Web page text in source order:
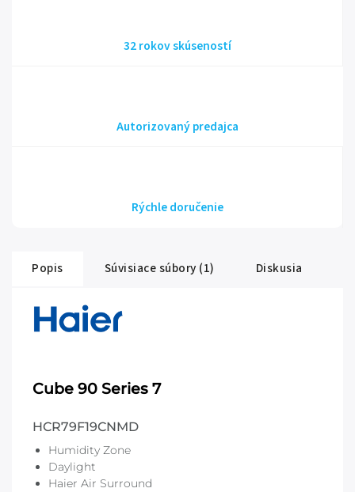
32 rokov skúseností
Autorizovaný predajca
Rýchle doručenie
Popis Súvisiace súbory (1) Diskusia
Cube 90 Series 7
HCR79F19CNMD
Humidity Zone
Daylight
Haier Air Surround